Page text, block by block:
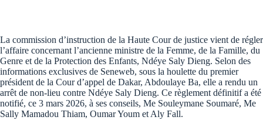
La commission d’instruction de la Haute Cour de justice vient de régler
l’affaire concernant l’ancienne ministre de la Femme, de la Famille, du
Genre et de la Protection des Enfants, Ndéye Saly Dieng. Selon des
informations exclusives de Seneweb, sous la houlette du premier
président de la Cour d’appel de Dakar, Abdoulaye Ba, elle a rendu un
arrêt de non-lieu contre Ndéye Saly Dieng. Ce règlement définitif a été
notifié, ce 3 mars 2026, à ses conseils, Me Souleymane Soumaré, Me
Sally Mamadou Thiam, Oumar Youm et Aly Fall.